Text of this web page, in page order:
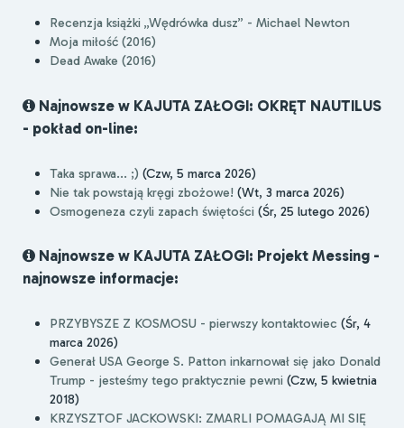
Recenzja książki „Wędrówka dusz” - Michael Newton
Moja miłość (2016)
Dead Awake (2016)
Najnowsze w KAJUTA ZAŁOGI: OKRĘT NAUTILUS
- pokład on-line:
Taka sprawa... ;) (Czw, 5 marca 2026)
Nie tak powstają kręgi zbożowe! (Wt, 3 marca 2026)
Osmogeneza czyli zapach świętości (Śr, 25 lutego 2026)
Najnowsze w KAJUTA ZAŁOGI: Projekt Messing -
najnowsze informacje:
PRZYBYSZE Z KOSMOSU - pierwszy kontaktowiec (Śr, 4
marca 2026)
Generał USA George S. Patton inkarnował się jako Donald
Trump - jesteśmy tego praktycznie pewni (Czw, 5 kwietnia
2018)
KRZYSZTOF JACKOWSKI: ZMARLI POMAGAJĄ MI SIĘ